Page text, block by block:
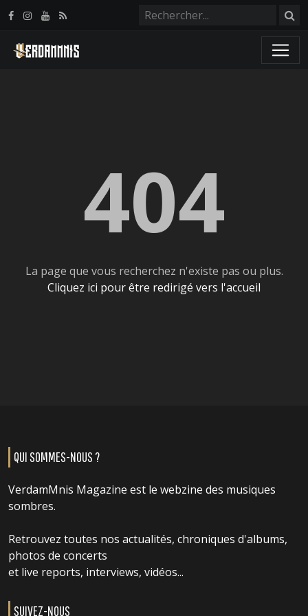
404
La page que vous recherchez n'existe pas ou plus.
Cliquez ici pour être redirigé vers l'accueil
QUI SOMMES-NOUS ?
VerdamMnis Magazine est le webzine des musiques
sombres.
Retrouvez toutes nos actualités, chroniques d'albums,
photos de concerts
et live reports, interviews, vidéos...
SUIVEZ-NOUS
Panneau de gestion des cookies